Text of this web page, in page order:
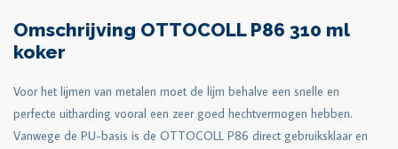
Omschrijving OTTOCOLL P86 310 ml
koker
Voor het lijmen van metalen moet de lijm behalve een snelle en
perfecte uitharding vooral een zeer goed hechtvermogen hebben.
Vanwege de PU-basis is de OTTOCOLL P86 direct gebruiksklaar en